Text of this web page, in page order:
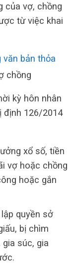
của vợ, chồng
từ việc khai
bản thỏa
chồng
kỳ hôn nhân
định 126/2014
xổ số, tiền
vợ hoặc chồng
hoặc gắn
quyền sở
bị chìm
gia súc, gia